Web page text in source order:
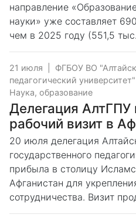
направление
науки» уже составляет
чем в 2025 году (551,5
21 июля
ФГБОУ ВО
педагогический университет"
Наука, образование
️Делегация АлтГПУ
рабочий визит в
20 июля делегация
государственного
прибыла в столицу
Афганистан для
сотрудничества. Визит